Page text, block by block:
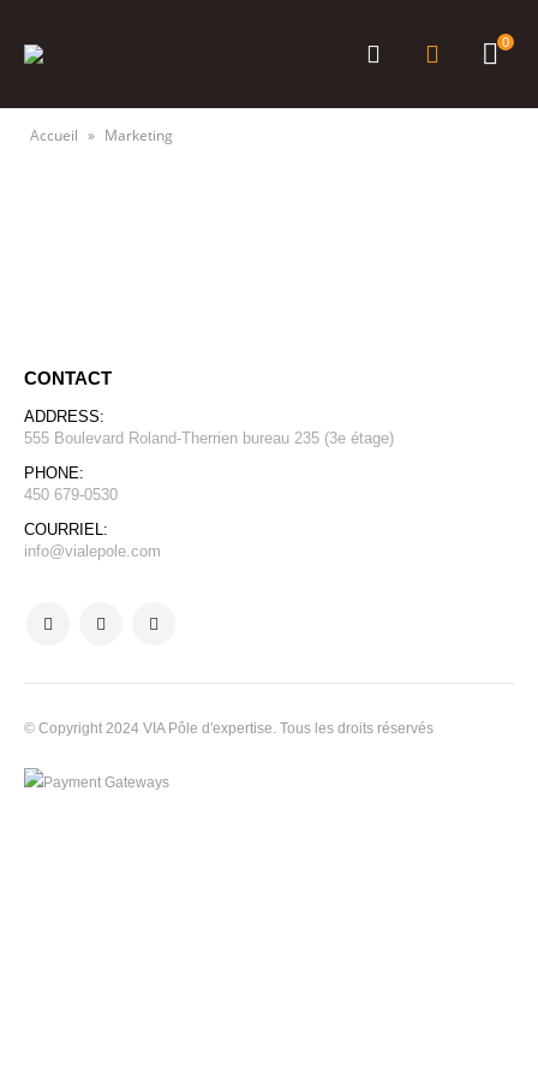
0
Accueil » Marketing
CONTACT
ADDRESS:
555 Boulevard Roland-Therrien bureau 235 (3e étage)
PHONE:
450 679-0530
COURRIEL:
info@vialepole.com
© Copyright 2024 VIA Pôle d'expertise. Tous les droits réservés